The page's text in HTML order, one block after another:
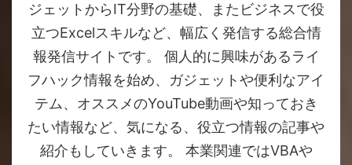
ジェットからIT分野の基礎、またビジネスで役
立つExcelスキルなど、幅広く発信する総合情
報発信サイトです。 個人的に興味があるライ
フハック情報を始め、ガジェットや便利なアイ
テム、オススメのYouTube動画や知っておき
たい情報など、気になる、役立つ情報の記事や
紹介もしていきます。 本業関連ではVBAや